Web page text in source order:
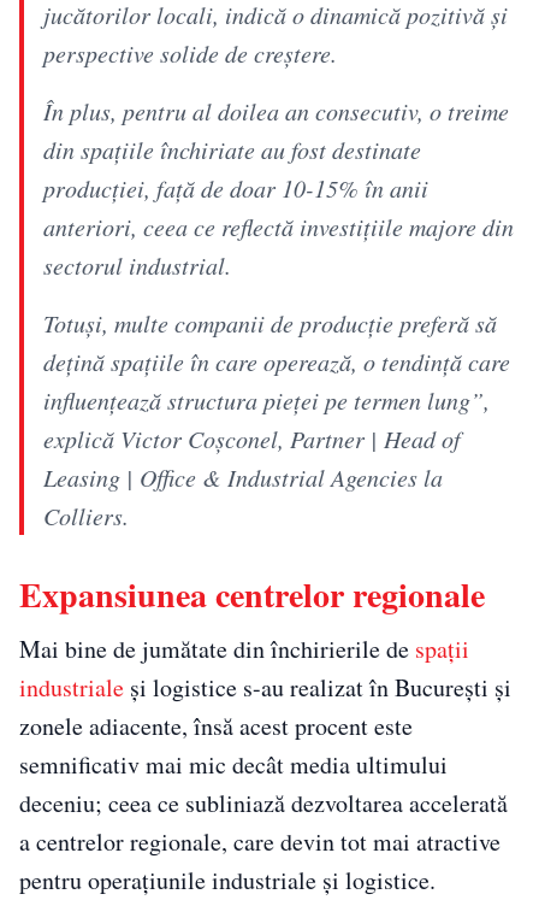
jucătorilor locali, indică o dinamică pozitivă și
perspective solide de creștere.
În plus, pentru al doilea an consecutiv, o treime
din spațiile închiriate au fost destinate
producției, față de doar 10-15% în anii
anteriori, ceea ce reflectă investițiile majore din
sectorul industrial.
Totuși, multe companii de producție preferă să
dețină spațiile în care operează, o tendință care
influențează structura pieței pe termen lung”,
explică Victor Coșconel, Partner | Head of
Leasing | Office & Industrial Agencies la
Colliers.
Expansiunea centrelor regionale
Mai bine de jumătate din închirierile de spații
industriale și logistice s-au realizat în București și
zonele adiacente, însă acest procent este
semnificativ mai mic decât media ultimului
deceniu; ceea ce subliniază dezvoltarea accelerată
a centrelor regionale, care devin tot mai atractive
pentru operațiunile industriale și logistice.